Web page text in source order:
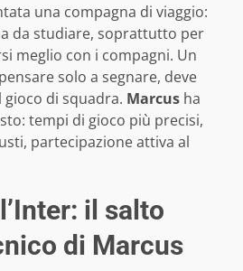
una compagna di viaggio:
da studiare, soprattutto per
meglio con i compagni. Un
solo a segnare, deve
di squadra. Marcus ha
tempi di gioco più precisi,
partecipazione attiva al
il salto
di Marcus